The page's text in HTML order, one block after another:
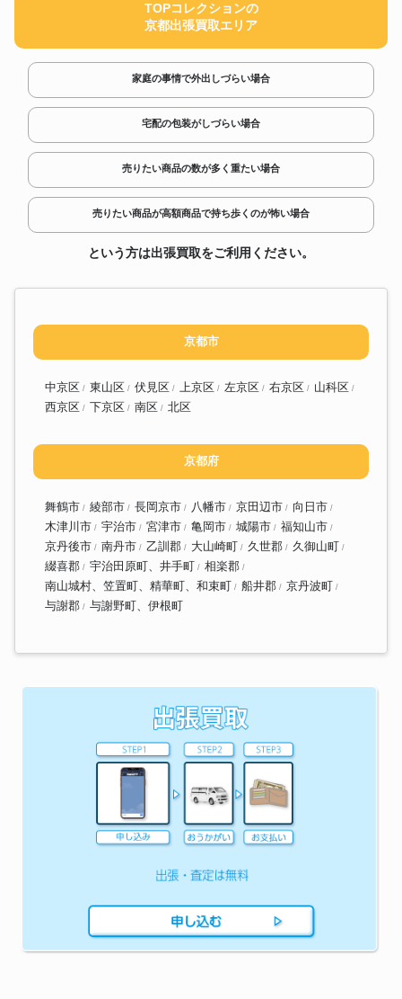
A36 ケース
WSJ850-ET オービタルジグソ
ソー SR 30-A36 コードレス
切断機
NURON 充電式インパクトドラ
イバー SID4-22
ダイヤモンドコアビット DD-BU
152mm 152/250 DD-B コアドリ
TOPコレクションの
京都出張買取エリア
家庭の事情で外出しづらい場合
宅配の包装がしづらい場合
売りたい商品の数が多く重たい場合
売りたい商品が高額商品で持ち歩くのが怖い場合
という方は出張買取をご利用ください。
京都市
中京区 東山区 伏見区 上京区 左京区 右京区
山科区
西京区
下京区 南区 北区
京都府
舞鶴市 綾部市 長岡京市 八幡市 京田辺市
向日市
木津川市
宇治市 宮津市 亀岡市 城陽市
福知山市
京丹後市
南丹市 乙訓郡 大山崎町 久世郡
久御山町
綴喜郡
宇治田原町、井手町
相楽郡
南山城村、笠置町、精華町、和束町
船井郡
京丹波町
与謝郡
与謝野町、伊根町